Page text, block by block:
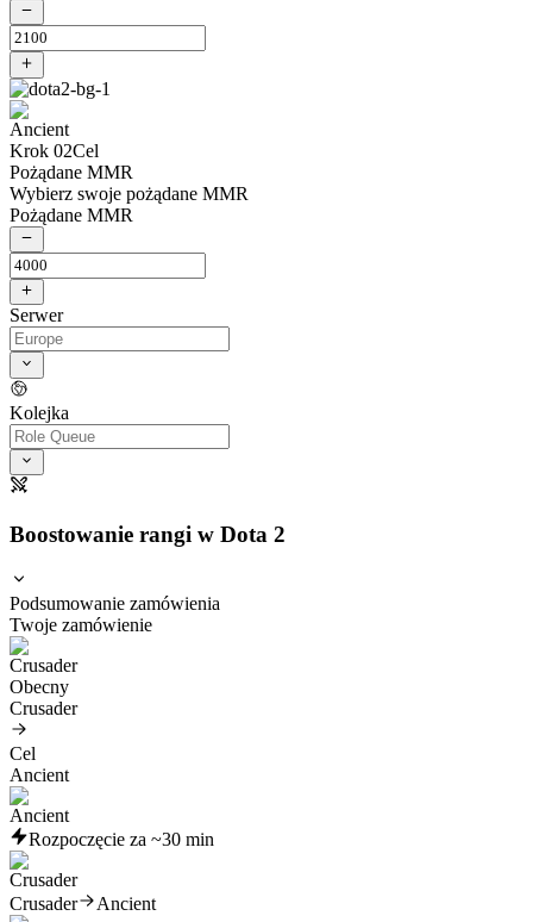
Krok 02Cel
Pożądane MMR
Wybierz swoje pożądane MMR
Pożądane MMR
Serwer
Kolejka
Boostowanie rangi w Dota 2
Podsumowanie zamówienia
Twoje zamówienie
Obecny
Crusader
Cel
Ancient
Rozpoczęcie za ~30 min
Crusader Ancient